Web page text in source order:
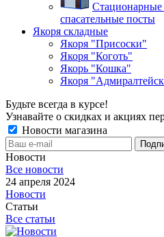
Стационарные
спасательные посты
Якоря складные
Якоря "Присоски"
Якоря "Коготь"
Якорь "Кошка"
Якоря
Будьте всегда в курсе!
Узнавайте о скидках и акциях
Новости магазина
Новости
Все новости
24 апреля 2024
Новости
Статьи
Все статьи